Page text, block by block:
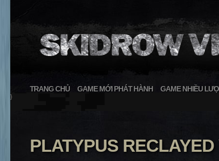
TRANG CHỦ GAME MỚI PHÁT HÀNH GAME NHIỀU
}
PLATYPUS